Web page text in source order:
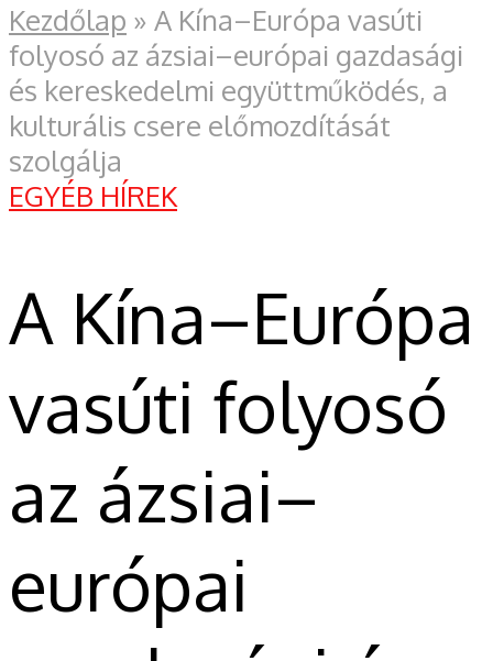
Kezdőlap » A Kína–Európa vasúti
folyosó az ázsiai–európai gazdasági
és kereskedelmi együttműködés, a
kulturális csere előmozdítását
szolgálja
EGYÉB HÍREK
A Kína–Európa
vasúti folyosó
az ázsiai–
európai